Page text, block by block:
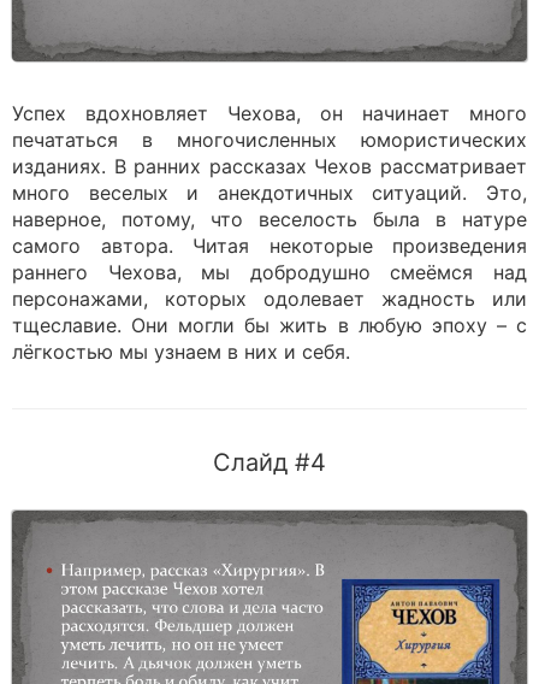
Успех вдохновляет Чехова, он начинает много
печататься в многочисленных юмористических
изданиях. В ранних рассказах Чехов рассматривает
много веселых и анекдотичных ситуаций. Это,
наверное, потому, что веселость была в натуре
самого автора. Читая некоторые произведения
раннего Чехова, мы добродушно смеёмся над
персонажами, которых одолевает жадность или
тщеславие. Они могли бы жить в любую эпоху – с
лёгкостью мы узнаем в них и себя.
Слайд #4